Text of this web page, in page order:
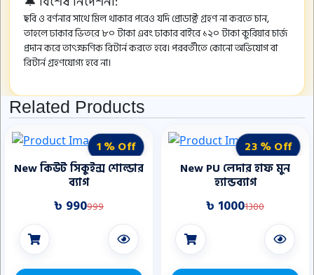
ছবি ও বর্ণনার সাথে মিল থাকার পরেও যদি প্রোডাক্ট গ্রহণ না করতে চান,
তাহলে ঢাকার ভিতরে ৮০ টাকা এবং ঢাকার বাইরে ১২০ টাকা কুরিয়ার চার্জ
প্রদান করে তাৎক্ষণিক রিটার্ন করতে হবে। পরবর্তীতে কোনো অভিযোগ বা
রিটার্ন গ্রহণযোগ্য হবে না।
Related Products
1 % Off
New কিউট সিকুইন্স শোল্ডার
ব্যাগ
৳ 990999
23 % Off
New PU লেদার হাফ মুন
হ্যান্ডব্যাগ
৳ 10001300